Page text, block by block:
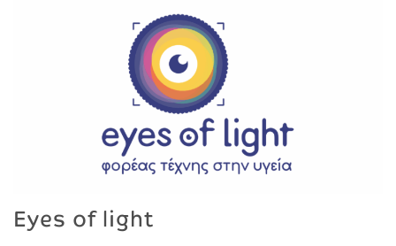
Eyes of light